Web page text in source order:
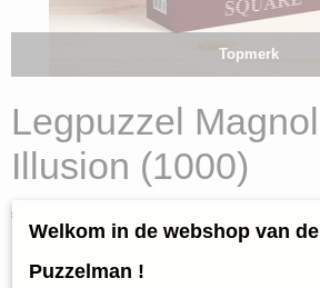
Topmerk
Legpuzzel
Illusion (1000)
€ 19,95 (inclusief btw 21%)
Welkom in de webshop van
Puzzelman !